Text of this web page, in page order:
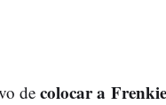
de colocar a